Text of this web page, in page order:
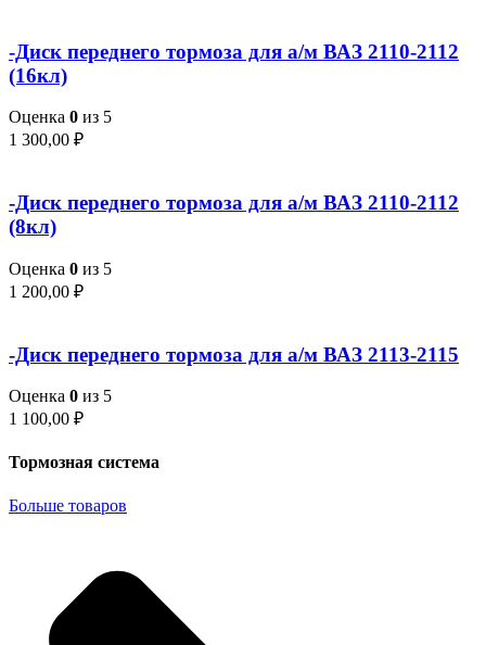
-Диск переднего тормоза для а/м ВАЗ 2110-2112
(16кл)
Оценка 0 из 5
1 300,00 ₽
-Диск переднего тормоза для а/м ВАЗ 2110-2112
(8кл)
Оценка 0 из 5
1 200,00 ₽
-Диск переднего тормоза для а/м ВАЗ 2113-2115
Оценка 0 из 5
1 100,00 ₽
Тормозная система
Больше товаров